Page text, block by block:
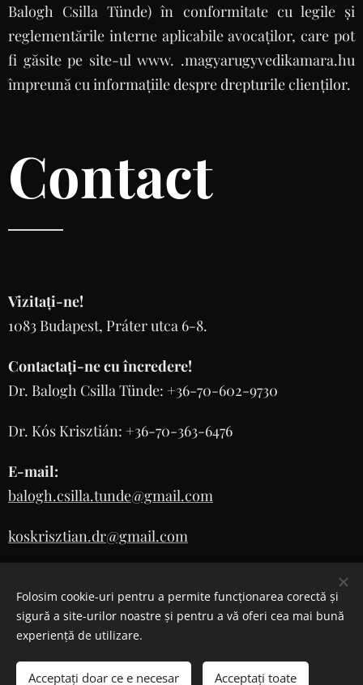
Balogh Csilla Tünde) în conformitate cu legile și
reglementările interne aplicabile avocaților, care pot
fi găsite pe site-ul www. .magyarugyvedikamara.hu
împreună cu informațiile despre drepturile clienților.
Contact
Vizitați-ne!
1083 Budapest, Práter utca 6-8.
Contactați-ne cu încredere!
Dr. Balogh Csilla Tünde: +36-70-602-9730
Dr. Kós Krisztián: +36-70-363-6476
E-mail:
balogh.csilla.tunde@gmail.com
koskrisztian.dr@gmail.com
Folosim cookie-uri pentru a permite funcționarea corectă și
sigură a site-urilor noastre și pentru a vă oferi cea mai bună
experiență de utilizare.
Acceptați doar ce e necesar Acceptați toate